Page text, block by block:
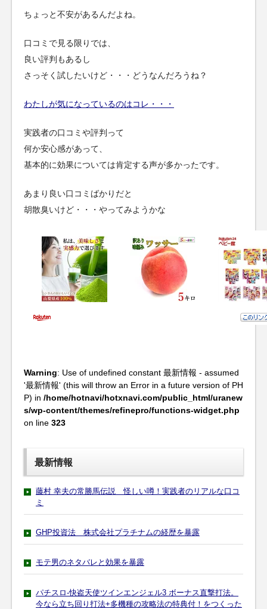
ちょっと不安があるんだよね。
口コミで見る限りでは、
良い評判もあるし
さっそく試したいけど・・・どうなんだろうね？
わたしが気になっているのはコレ・・・
実践者の口コミや評判って
何か安心感があって、
基本的に効果については肯定する声が多かったです。
あまり良い口コミばかりだと
胡散臭いけど・・・やってみようかな
Warning: Use of undefined constant 最新情報 - assumed
'最新情報' (this will throw an Error in a future version of PH
P) in /home/hotnavi/hotxnavi.com/public_html/uranew
s/wp-content/themes/refinepro/functions-widget.php
on line 323
最新情報
藤村 幸夫の常勝馬伝説 怪しい噂！実践者のリアルな口コ
ミ
GHP投資法 株式会社プラチナムの経歴を暴露
モテ男のネタバレと効果を暴露
パチスロ-快盗天使ツインエンジェル3 ボーナス直撃打法。
今なら立ち回り打法+多機種の攻略法の特典付！をつくった